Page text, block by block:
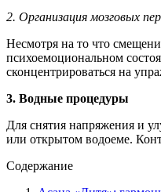
2. Организация мозговых
Несмотря на то что
психоемоциональном
сконцентрироваться на
3. Водные процедуры
Для снятия напряжения и
или открытом водоеме.
Содержание